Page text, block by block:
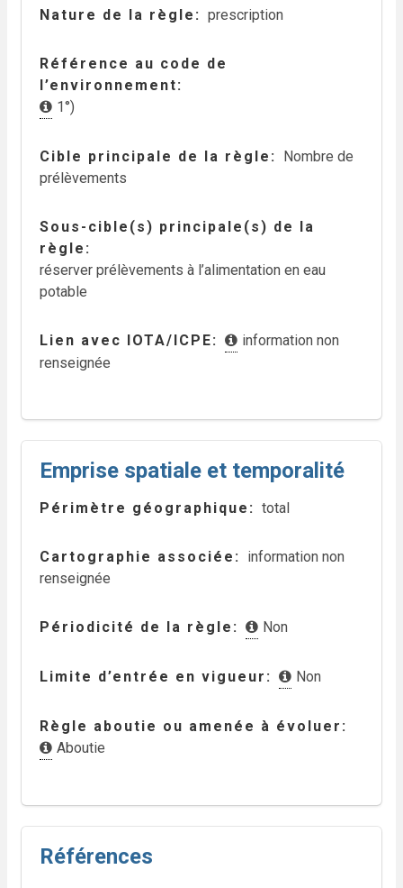
Nature de la règle prescription
Référence au code de
l’environnement
1°)
Cible principale de la règle
Nombre de
prélèvements
Sous-cible(s) principale(s) de la
règle
réserver prélèvements à l’alimentation en eau
potable
Lien avec IOTA/ICPE
information non
renseignée
Emprise spatiale et temporalité
Périmètre géographique total
Cartographie associée
information non
renseignée
Périodicité de la règle Non
Limite d’entrée en vigueur Non
Règle aboutie ou amenée à évoluer
Aboutie
Références